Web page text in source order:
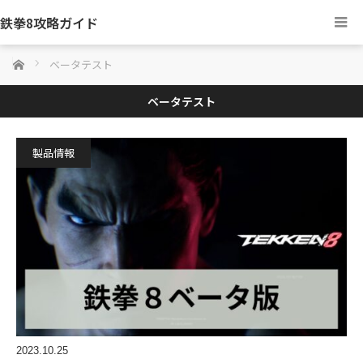
鉄拳8攻略ガイド
ホーム ベータテスト
ベータテスト
製品情報
2023.10.25